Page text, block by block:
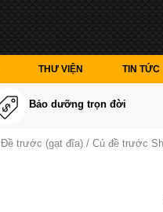
THƯ VIỆN TIN TỨC
Bảo dưỡng trọn đời
Đề trước (gạt đĩa) / Củ đề trước